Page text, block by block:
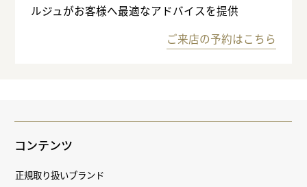
ルジュがお客様へ最適なアドバイスを提供
ご来店の予約はこちら
コンテンツ
正規取り扱いブランド